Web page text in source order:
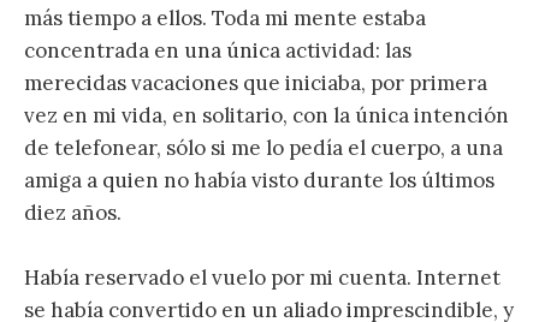
más tiempo a ellos. Toda mi mente estaba
concentrada en una única actividad: las
merecidas vacaciones que iniciaba, por primera
vez en mi vida, en solitario, con la única intención
de telefonear, sólo si me lo pedía el cuerpo, a una
amiga a quien no había visto durante los últimos
diez años.
Había reservado el vuelo por mi cuenta. Internet
se había convertido en un aliado imprescindible, y